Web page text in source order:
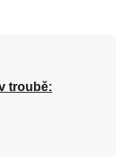
troubě: